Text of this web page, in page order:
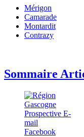
Mérigon
Camarade
Montardit
Contrazy
Sommaire